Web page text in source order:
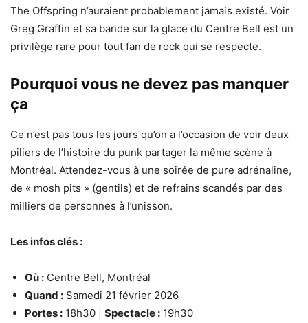
The Offspring n’auraient probablement jamais existé. Voir
Greg Graffin et sa bande sur la glace du Centre Bell est un
privilège rare pour tout fan de rock qui se respecte.
Pourquoi vous ne devez pas manquer
ça
Ce n’est pas tous les jours qu’on a l’occasion de voir deux
piliers de l’histoire du punk partager la même scène à
Montréal. Attendez-vous à une soirée de pure adrénaline,
de « mosh pits » (gentils) et de refrains scandés par des
milliers de personnes à l’unisson.
Les infos clés :
Où : Centre Bell, Montréal
Quand : Samedi 21 février 2026
Portes : 18h30 | Spectacle : 19h30